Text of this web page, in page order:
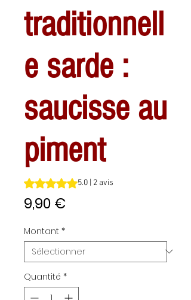
traditionnell
e sarde :
saucisse au
piment
La note est de 5.0 sur cinq étoiles selon
5.0 | 2 avis
9,90 €
Montant *
Quantité *